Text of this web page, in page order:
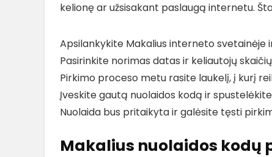
kelionę ar užsisakant paslaugą internetu.
Apsilankykite Makalius interneto
Pasirinkite norimas datas ir keliautojų
Pirkimo proceso metu rasite laukelį, į kurį
Įveskite gautą nuolaidos kodą ir spustelėkite
Nuolaida bus pritaikyta ir galėsite tęsti
Makalius nuolaidos kodų